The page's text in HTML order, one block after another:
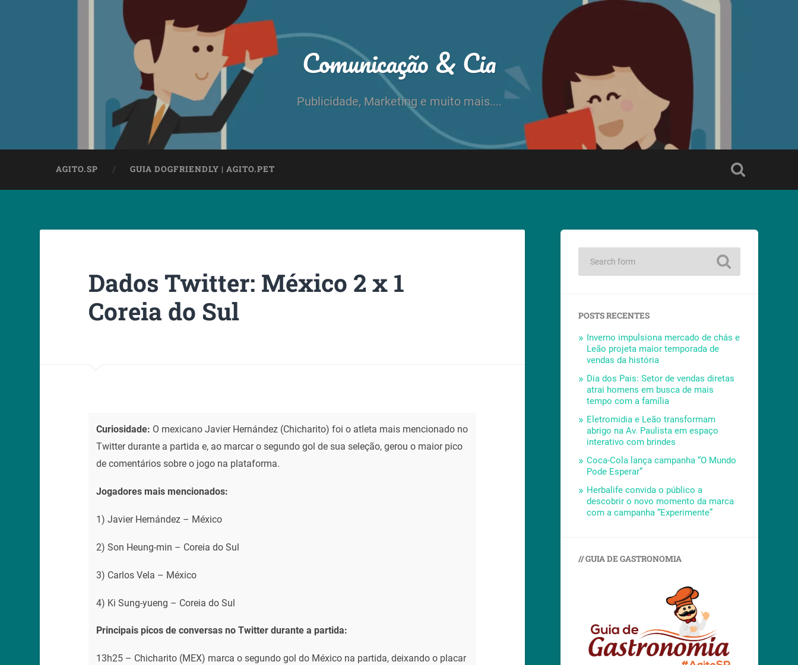
Comunicação & Cia
Publicidade, Marketing e muito mais....
AGITO.SP GUIA DOGFRIENDLY | AGITO.PET
Dados Twitter: México 2 x 1
Coreia do Sul
Curiosidade: O mexicano Javier Hernández (Chicharito) foi o atleta mais mencionado no
Twitter durante a partida e, ao marcar o segundo gol de sua seleção, gerou o maior pico
de comentários sobre o jogo na plataforma.
Jogadores mais mencionados:
1) Javier Hernández – México
2) Son Heung-min – Coreia do Sul
3) Carlos Vela – México
4) Ki Sung-yueng – Coreia do Sul
Principais picos de conversas no Twitter durante a partida:
13h25 – Chicharito (MEX) marca o segundo gol do México na partida, deixando o placar
POSTS RECENTES
Inverno impulsiona mercado de chás e
Leão projeta maior temporada de
vendas da história
Dia dos Pais: Setor de vendas diretas
atrai homens em busca de mais
tempo com a família
Eletromidia e Leão transformam
abrigo na Av. Paulista em espaço
interativo com brindes
Coca-Cola lança campanha “O Mundo
Pode Esperar”
Herbalife convida o público a
descobrir o novo momento da marca
com a campanha “Experimente”
// GUIA DE GASTRONOMIA